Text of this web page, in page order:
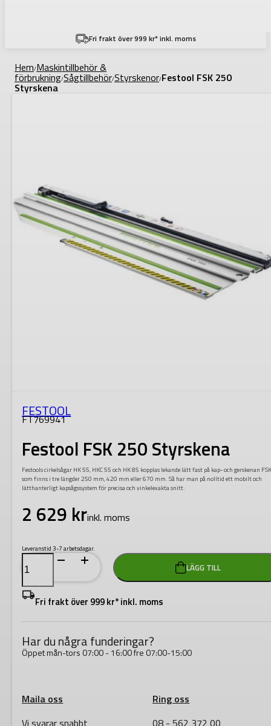
Fri frakt över 999 kr* inkl. moms
Hem/Maskintillbehör &
förbrukning/Sågtillbehör/Styrskenor/Festool FSK 250
Styrskena
FESTOOL
FT769941
Festool FSK 250 Styrskena
Festools cirkelsågar HK 55, HKC 55 och HK 85 kopplas lekande lätt fast på kap- och gerskenan
som finns i tre längder 250 mm, 420 mm eller 670 mm. Så har man på nolltid ett mobilt och
lätthanterligt kapsågssystem för precisa och vinkelexakta snitt.
2 629 krinkl. moms
Leveranstid 3-7 arbetsdagar.
Festool
FSK
250
Styrskena
mängd
LÄGG TILL
Fri frakt över 999 kr* inkl. moms
Har du några funderingar?
Öppet mån-tors 07:00 - 16:00 fre 07:00-15:00
Maila oss
Vi svarar snabbt
Ring oss
08 - 562 372 00